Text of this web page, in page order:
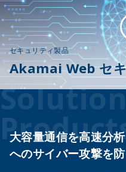
セキュリティ製品
Akamai Web セ
大容量通信を高速分
へのサイバー攻撃を